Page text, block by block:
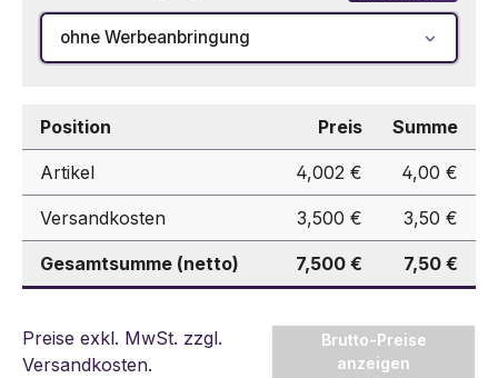
ohne Werbeanbringung
Position Preis Summe
Artikel 4,002 € 4,00 €
Versandkosten 3,500 € 3,50 €
Gesamtsumme (netto) 7,500 € 7,50 €
Preise exkl. MwSt. zzgl.
Versandkosten.
Brutto-Preise
anzeigen